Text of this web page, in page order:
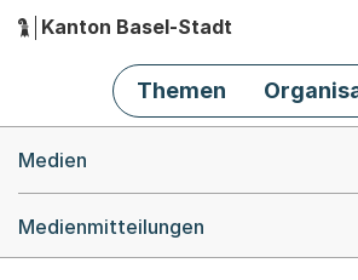
Hauptnavigation
Kanton Basel-Stadt
Themen
Medien
Medienmitteilungen